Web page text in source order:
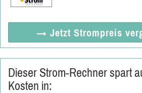
→ Jetzt Strompreis
Dieser Strom-Rechner spart
Kosten in: